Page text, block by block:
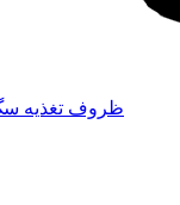
ظروف تغذیه